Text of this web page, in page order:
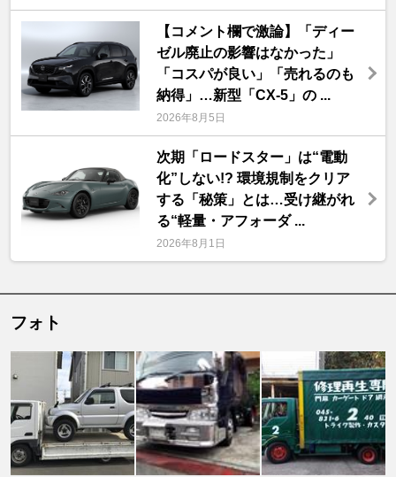
【コメント欄で激論】「ディー
ゼル廃止の影響はなかった」
「コスパが良い」「売れるのも
納得」…新型「CX-5」の ...
2026年8月5日
次期「ロードスター」は“電動
化”しない!? 環境規制をクリア
する「秘策」とは…受け継がれ
る“軽量・アフォーダ ...
2026年8月1日
フォト